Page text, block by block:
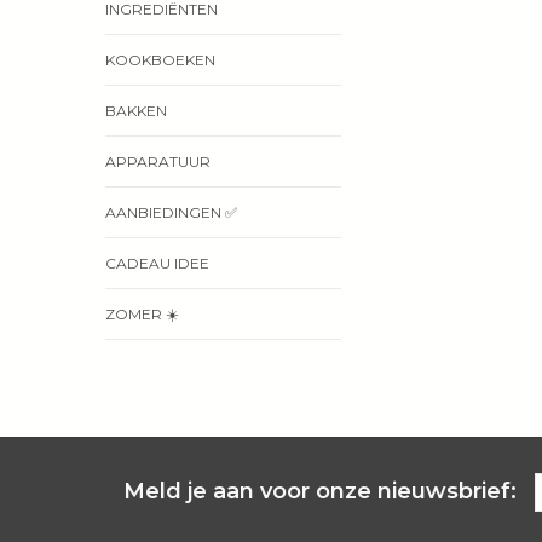
INGREDIËNTEN
KOOKBOEKEN
BAKKEN
APPARATUUR
AANBIEDINGEN ✅
CADEAU IDEE
ZOMER ☀️
Meld je aan voor onze nieuwsbrief: